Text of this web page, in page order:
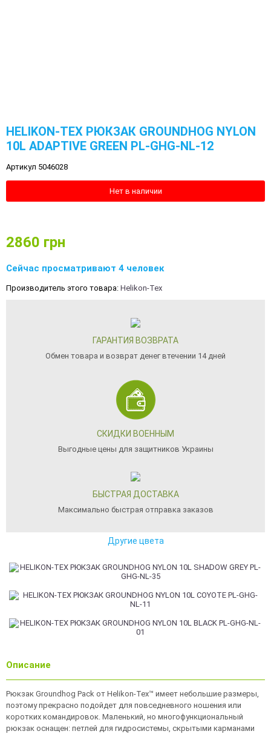
HELIKON-TEX РЮКЗАК GROUNDHOG NYLON
10L ADAPTIVE GREEN PL-GHG-NL-12
Артикул 5046028
Нет в наличии
2860 грн
Сейчас просматривают 4 человек
Производитель этого товара: Helikon-Tex
ГАРАНТИЯ ВОЗВРАТА
Обмен товара и возврат денег втечении 14 дней
СКИДКИ ВОЕННЫМ
Выгодные цены для защитников Украины
БЫСТРАЯ ДОСТАВКА
Максимально быстрая отправка заказов
Другие цвета
Описание
Рюкзак Groundhog Pack от Helikon-Tex™ имеет небольшие размеры,
поэтому прекрасно подойдет для повседневного ношения или
коротких командировок. Маленький, но многофункциональный
рюкзак оснащен: петлей для гидросистемы, скрытыми карманами